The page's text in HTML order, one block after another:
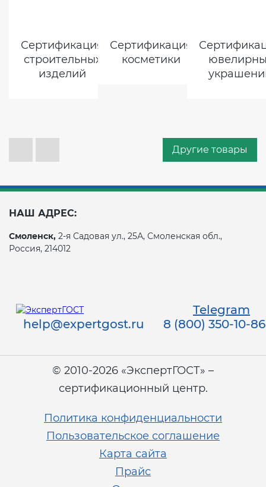
Другие товары
Сертификация
строительных
изделий
Сертификация
косметики
НАШ АДРЕС:
Смоленск, 2-я Садовая ул., 25А, Смоленская обл.,
Россия, 214012
Telegram
help@expertgost.ru
8 (800) 350-10-86
© 2010-2026 «ЭкспертГОСТ» –
сертификационный центр.
Политика конфиденциальности
Пользовательское соглашение
Карта сайта
Прайс